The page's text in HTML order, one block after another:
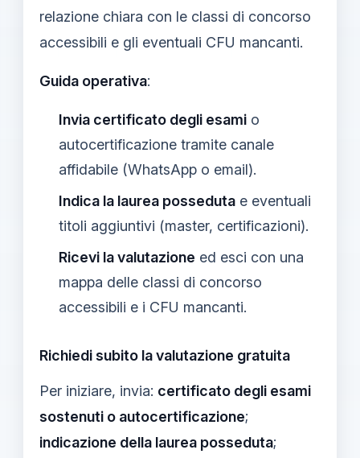
relazione chiara con le classi di concorso
accessibili e gli eventuali CFU mancanti.
Guida operativa:
Invia certificato degli esami o
autocertificazione tramite canale
affidabile (WhatsApp o email).
Indica la laurea posseduta e eventuali
titoli aggiuntivi (master, certificazioni).
Ricevi la valutazione ed esci con una
mappa delle classi di concorso
accessibili e i CFU mancanti.
Richiedi subito la valutazione gratuita
Per iniziare, invia: certificato degli esami
sostenuti o autocertificazione;
indicazione della laurea posseduta;